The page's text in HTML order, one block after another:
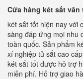
Cửa hàng két sắt
két sắt tốt hiện nay với
sàng đáp ứng mọi nhu
toàn quốc. Sản phẩm
xí nghiệp tủ sắt cao
két sắt tốt được hỗ trợ
miễn phí. Hỗ trợ giao